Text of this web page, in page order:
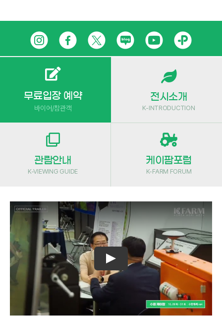
인
스
타
그
램
페
이
스
북
트
위
네
이
유
튜
브
카
카
오
톡
플
러
스
친
무료입장 예약
바이어/참관객
전시소개
K-INTRODUCTION
관람안내
K-VIEWING GUIDE
케이팜포럼
K-FARM FORUM